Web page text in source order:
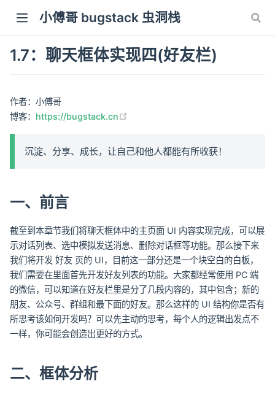
小傅哥 bugstack 虫洞栈
1.7：聊天框体实现四(好友栏)
作者：小傅哥
博客： https://bugstack.cn
沉淀、分享、成长，让自己和他人都能有所收获！
一、前言
截至到本章节我们将聊天框体中的主页面 UI 内容实现完成，可以展
示对话列表、选中模拟发送消息、删除对话框等功能。那么接下来
我们将开发 好友 页的 UI，目前这一部分还是一个块空白的白板，
我们需要在里面首先开发好友列表的功能。大家都经常使用 PC 端
的微信，可以知道在好友栏里是分了几段内容的，其中包含；新的
朋友、公众号、群组和最下面的好友。那么这样的 UI 结构你是否有
所思考该如何开发吗？可以先主动的思考，每个人的逻辑出发点不
一样，你可能会创造出更好的方式。
二、框体分析